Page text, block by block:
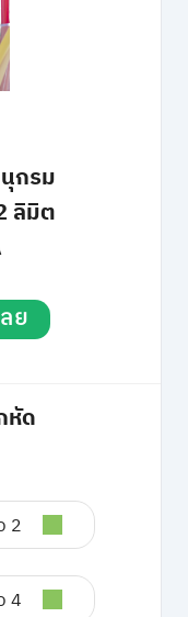
กรม
ลิมิต
ย
หัด
2
4